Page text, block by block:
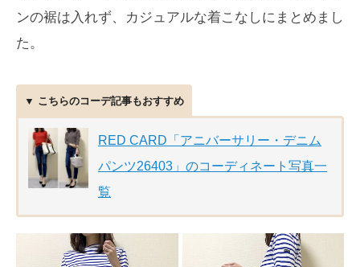
ンの裾は入れず、カジュアルな着こなしにまとめまし
た。
▼ こちらのコーデ記事もおすすめ
RED CARD「アニバーサリー・デニム
パンツ26403」のコーディネート写真一
覧